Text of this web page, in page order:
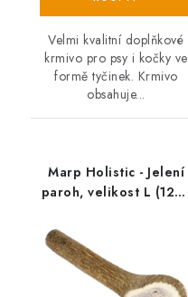
Velmi kvalitní doplňkové
krmivo pro psy i kočky ve
formě tyčinek. Krmivo
obsahuje...
Marp Holistic - Jelení
paroh, velikost L (120 -